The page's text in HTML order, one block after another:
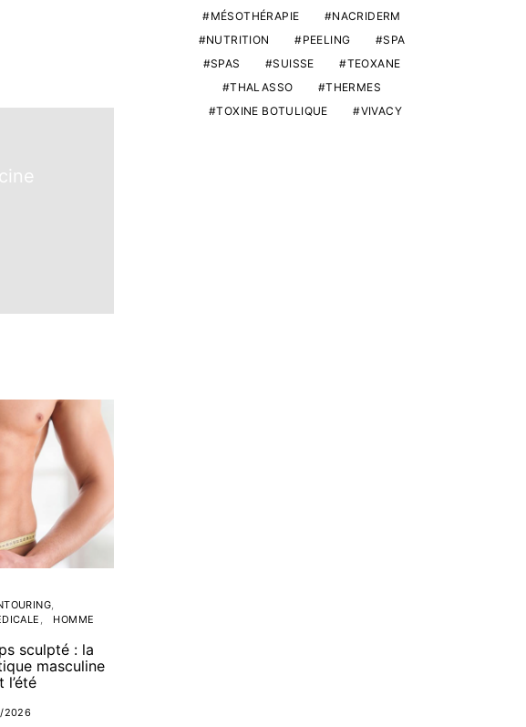
HOMME
sculpté : la
masculine
l’été
2026
MÉSOTHÉRAPIE
NACRIDERM
NUTRITION
PEELING
SPA
SPAS
SUISSE
TEOXANE
THALASSO
THERMES
TOXINE BOTULIQUE
VIVACY